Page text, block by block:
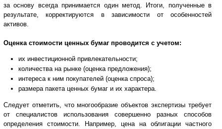
за основу всегда принимается один метод. Итоги, полученные в
результате, корректируются в зависимости от особенностей
активов.
Оценка стоимости ценных бумаг проводится с учетом:
их инвестиционной привлекательности;
количества на рынке (оценка предложения);
интереса к ним покупателей (оценка спроса);
размера пакета ценных бумаг и их характера.
Следует отметить, что многообразие объектов экспертизы требует
от специалистов использования совершенно разных способов
определения стоимости. Например, цена на облигации частного